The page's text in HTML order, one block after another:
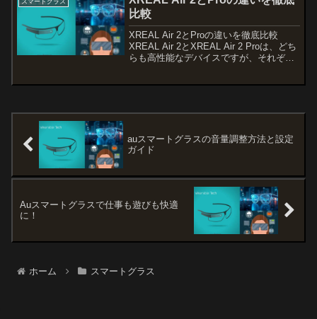
します。今回は、眼鏡市場...
比較
XREAL Air 2とProの違いを徹底比較
XREAL Air 2とXREAL Air 2 Proは、どち
らも高性能なデバイスですが、それぞれ
auスマートグラスの音量調整方法と設定
ガイド
Auスマートグラスで仕事も遊びも快適
に！
ホーム スマートグラス